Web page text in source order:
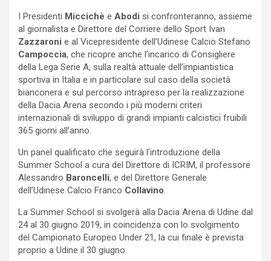
I Presidenti Miccichè e Abodi si confronteranno, assieme
al giornalista e Direttore del Corriere dello Sport Ivan
Zazzaroni e al Vicepresidente dell’Udinese Calcio Stefano
Campoccia, che ricopre anche l’incarico di Consigliere
della Lega Serie A, sulla realtà attuale dell’impiantistica
sportiva in Italia e in particolare sul caso della società
bianconera e sul percorso intrapreso per la realizzazione
della Dacia Arena secondo i più moderni criteri
internazionali di sviluppo di grandi impianti calcistici fruibili
365 giorni all’anno.
Un panel qualificato che seguirà l’introduzione della
Summer School a cura del Direttore di ICRIM, il professore
Alessandro Baroncelli, e del Direttore Generale
dell’Udinese Calcio Franco Collavino.
La Summer School si svolgerà alla Dacia Arena di Udine dal
24 al 30 giugno 2019, in coincidenza con lo svolgimento
del Campionato Europeo Under 21, la cui finale è prevista
proprio a Udine il 30 giugno.